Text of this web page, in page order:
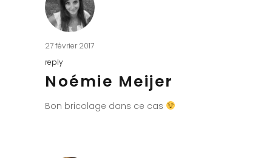
27 février 2017
reply
Noémie Meijer
Bon bricolage dans ce cas